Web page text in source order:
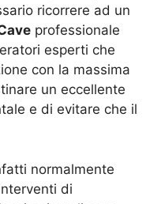
ricorrere ad un
professionale
esperti che
con la massima
un eccellente
e di evitare che il
normalmente
di